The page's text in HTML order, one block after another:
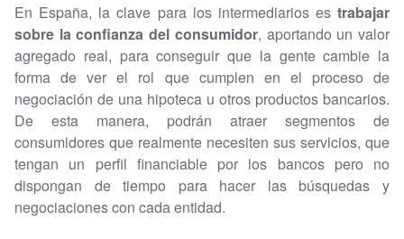
En España, la clave para los intermediarios es trabajar
sobre la confianza del consumidor, aportando un valor
agregado real, para conseguir que la gente cambie la
forma de ver el rol que cumplen en el proceso de
negociación de una hipoteca u otros productos bancarios.
De esta manera, podrán atraer segmentos de
consumidores que realmente necesiten sus servicios, que
tengan un perfil financiable por los bancos pero no
dispongan de tiempo para hacer las búsquedas y
negociaciones con cada entidad.